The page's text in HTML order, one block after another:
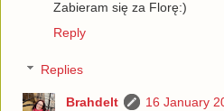
Zabieram się za Florę:)
Reply
Replies
Brahdelt
16 January